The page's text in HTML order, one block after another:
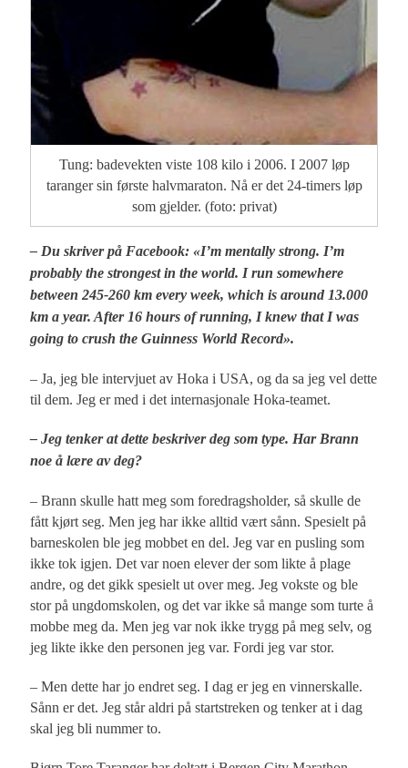
Tung: badevekten viste 108 kilo i 2006. I 2007 løp
taranger sin første halvmaraton. Nå er det 24-timers løp
som gjelder. (foto: privat)
– Du skriver på Facebook: «I’m mentally strong. I’m
probably the strongest in the world. I run somewhere
between 245-260 km every week, which is around 13.000
km a year. After 16 hours of running, I knew that I was
going to crush the Guinness World Record».
– Ja, jeg ble intervjuet av Hoka i USA, og da sa jeg vel dette
til dem. Jeg er med i det internasjonale Hoka-teamet.
– Jeg tenker at dette beskriver deg som type. Har Brann
noe å lære av deg?
– Brann skulle hatt meg som foredragsholder, så skulle de
fått kjørt seg. Men jeg har ikke alltid vært sånn. Spesielt på
barneskolen ble jeg mobbet en del. Jeg var en pusling som
ikke tok igjen. Det var noen elever der som likte å plage
andre, og det gikk spesielt ut over meg. Jeg vokste og ble
stor på ungdomskolen, og det var ikke så mange som turte å
mobbe meg da. Men jeg var nok ikke trygg på meg selv, og
jeg likte ikke den personen jeg var. Fordi jeg var stor.
– Men dette har jo endret seg. I dag er jeg en vinnerskalle.
Sånn er det. Jeg står aldri på startstreken og tenker at i dag
skal jeg bli nummer to.